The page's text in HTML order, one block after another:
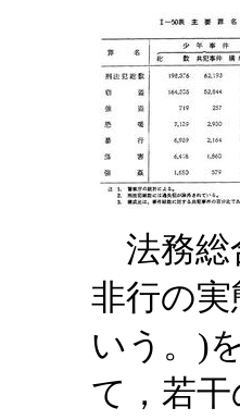
法務総
非行の
いう。)
て，若